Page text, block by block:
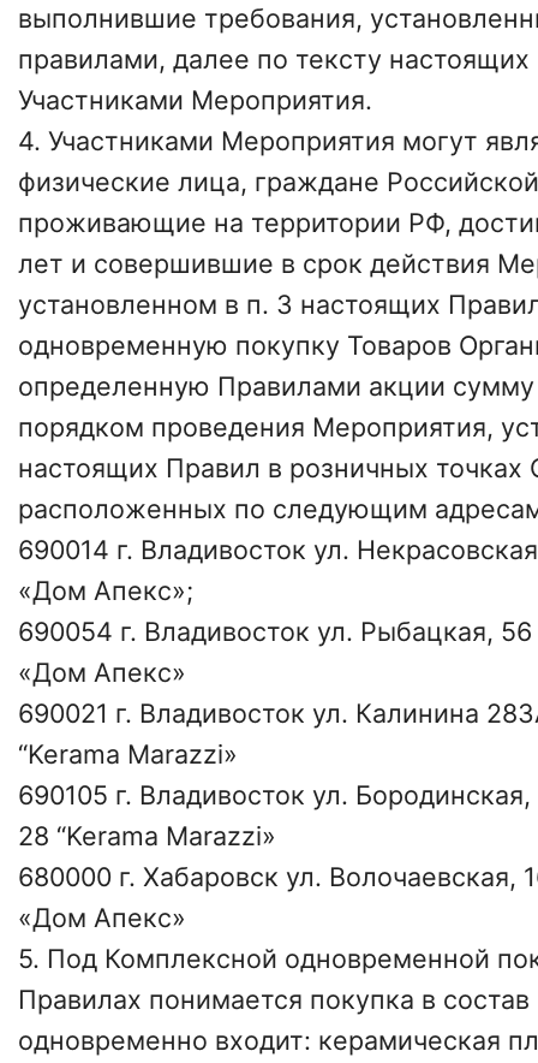
выполнившие требования,
правилами, далее по тексту
Участниками Мероприятия.
4. Участниками Мероприятия могут
физические лица, граждане
проживающие на территории РФ,
лет и совершившие в срок действия
установленном в п. 3 настоящих
одновременную покупку Товаров
определенную Правилами акции сумму
порядком проведения Мероприятия,
настоящих Правил в розничных точках
расположенных по следующим
690014 г. Владивосток ул.
«Дом Апекс»;
690054 г. Владивосток ул. Рыбацкая,
«Дом Апекс»
690021 г. Владивосток ул. Калинина
“Kerama Marazzi»
690105 г. Владивосток ул.
28 “Kerama Marazzi»
680000 г. Хабаровск ул. Волочаевская,
«Дом Апекс»
5. Под Комплексной одновременной
Правилах понимается покупка в состав
одновременно входит: керамическая